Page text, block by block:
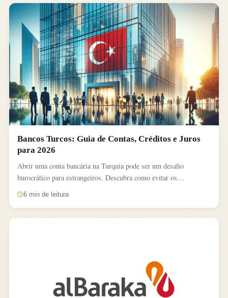
Bancos Turcos: Guia de Contas, Créditos e Juros
para 2026
Abrir uma conta bancária na Turquia pode ser um desafio
burocrático para estrangeiros. Descubra como evitar os
obstáculos...
6 min de leitura